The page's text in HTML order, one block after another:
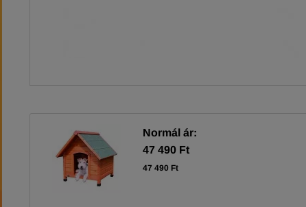
Normál ár:
47 490 Ft
47 490 Ft